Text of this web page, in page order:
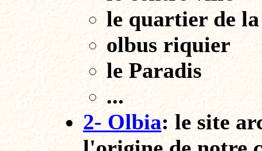
le quartier de
olbus riquier
le Paradis
...
2- Olbia: le site